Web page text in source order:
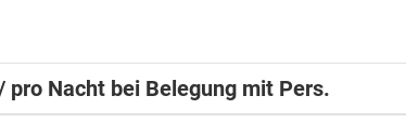
pro Nacht bei Belegung mit Pers.